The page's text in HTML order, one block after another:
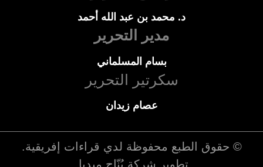
د. محمد بن عبد الله أحمد
مدير التحرير
بسام المسلماني
سكرتير التحرير
عصام زيدان
© حقوق الطبع محفوظة لدي قراءات إفريقية.
تطوير شركةبُنّاج ميديا